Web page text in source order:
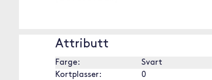
Attributt
Farge:
Svart
Kortplasser:
0